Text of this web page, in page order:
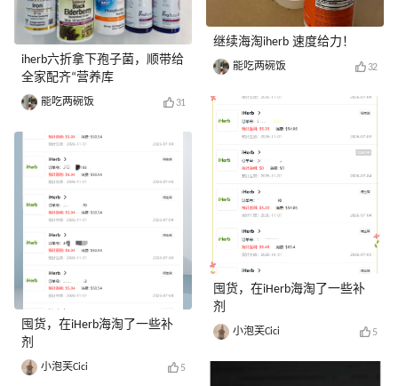
iherb六折拿下孢子菌，顺带给
全家配齐“营养库
能吃两碗饭 31
囤货，在iHerb海淘了一些补
剂
小泡芙Cici 5
继续海淘iherb 速度给力！
能吃两碗饭 32
囤货，在iHerb海淘了一些补
剂
小泡芙Cici 5